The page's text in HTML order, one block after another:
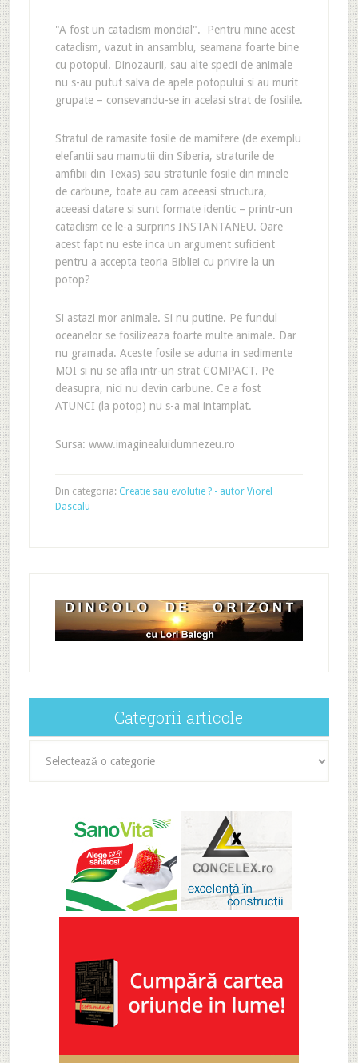
"A fost un cataclism mondial". Pentru mine acest
cataclism, vazut in ansamblu, seamana foarte bine
cu potopul. Dinozaurii, sau alte specii de animale
nu s-au putut salva de apele potopului si au murit
grupate – consevandu-se in acelasi strat de fosilile.
Stratul de ramasite fosile de mamifere (de exemplu
elefantii sau mamutii din Siberia, straturile de
amfibii din Texas) sau straturile fosile din minele
de carbune, toate au cam aceeasi structura,
aceeasi datare si sunt formate identic – printr-un
cataclism ce le-a surprins INSTANTANEU. Oare
acest fapt nu este inca un argument suficient
pentru a accepta teoria Bibliei cu privire la un
potop?
Si astazi mor animale. Si nu putine. Pe fundul
oceanelor se fosilizeaza foarte multe animale. Dar
nu gramada. Aceste fosile se aduna in sedimente
MOI si nu se afla intr-un strat COMPACT. Pe
deasupra, nici nu devin carbune. Ce a fost
ATUNCI (la potop) nu s-a mai intamplat.
Sursa: www.imaginealuidumnezeu.ro
Din categoria: Creatie sau evolutie ? - autor Viorel
Dascalu
Categorii articole
articole